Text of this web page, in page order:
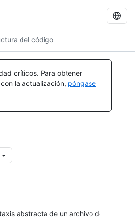
del código
críticos. Para obtener
la actualización, póngase
abstracta de un archivo de